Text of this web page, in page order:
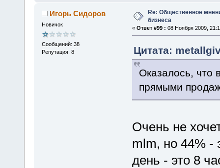
Игорь Сидоров
Новичок
Сообщений: 38
Репутация: 8
Re: Общественное
бизнеса
« Ответ #99 : 08 Ноября 2009,
Цитата:
Оказалось, что
прямыми
Очень не
mlm, но 44%
день - это 8